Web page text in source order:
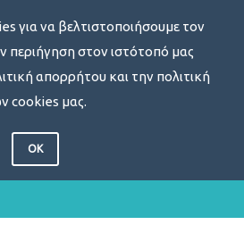
για να βελτιστοποιήσουμε τον
περιήγηση στον ιστότοπό μας
απορρήτου και την πολιτική
cookies μας.
OK